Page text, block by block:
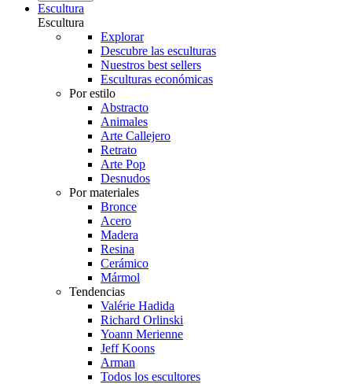
Escultura
Escultura
Explorar
Descubre las esculturas
Nuestros best sellers
Esculturas económicas
Por estilo
Abstracto
Animales
Arte Callejero
Retrato
Arte Pop
Desnudos
Por materiales
Bronce
Acero
Madera
Resina
Cerámico
Mármol
Tendencias
Valérie Hadida
Richard Orlinski
Yoann Merienne
Jeff Koons
Arman
Todos los escultores